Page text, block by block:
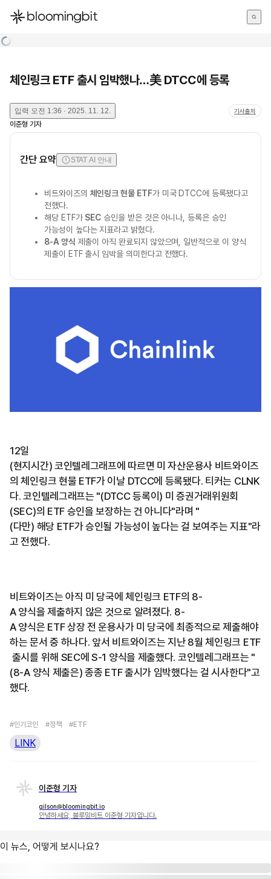
한국어
체인링크 ETF 출시 임박했나…美 DTCC에 등록
입력 오전 1:36 · 2025. 11. 12. 기사출처
이준형 기자
간단 요약 STAT AI 안내
비트와이즈의 체인링크 현물 ETF가 미국 DTCC에 등록됐다고
전했다.
해당 ETF가 SEC 승인을 받은 것은 아니나, 등록은 승인
가능성이 높다는 지표라고 밝혔다.
8-A 양식 제출이 아직 완료되지 않았으며, 일반적으로 이 양식
제출이 ETF 출시 임박을 의미한다고 전했다.
12일
(현지시간) 코인텔레그래프에 따르면 미 자산운용사 비트와이즈
의 체인링크 현물 ETF가 이날 DTCC에 등록됐다. 티커는 CLNK
다. 코인텔레그래프는 "(DTCC 등록이) 미 증권거래위원회
(SEC)의 ETF 승인을 보장하는 건 아니다"라며 "
(다만) 해당 ETF가 승인될 가능성이 높다는 걸 보여주는 지표"라
고 전했다.
비트와이즈는 아직 미 당국에 체인링크 ETF의 8-
A 양식을 제출하지 않은 것으로 알려졌다. 8-
A 양식은 ETF 상장 전 운용사가 미 당국에 최종적으로 제출해야
하는 문서 중 하나다. 앞서 비트와이즈는 지난 8월 체인링크 ETF
출시를 위해 SEC에 S-1 양식을 제출했다. 코인텔레그래프는 "
(8-A 양식 제출은) 종종 ETF 출시가 임박했다는 걸 시사한다"고
했다.
#인기코인 #정책 #ETF
LINK
이준형 기자
gilson@bloomingbit.io
안녕하세요, 블루밍비트 이준형 기자입니다.
이 뉴스, 어떻게 보시나요?